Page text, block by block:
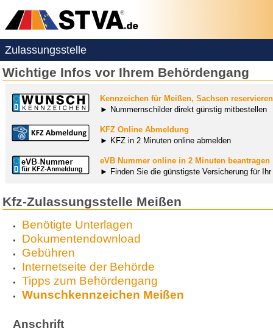
Zulassungsstelle
Wichtige Infos vor Ihrem Behördengang
Kennzeichen für Meißen, Sachsen reservieren
► Nummernschilder direkt günstig mitbestellen
KFZ Online Abmeldung
► KFZ in 2 Minuten online abmelden
eVB Nummer online in 2 Minuten beantragen
► Finden Sie die günstigste Versicherung für
Kfz-Zulassungsstelle Meißen
Benötigte Unterlagen
Dokumentendownload
Gebühren
Internetseite der Behörde
Tipps zum Behördengang
Wunschkennzeichen Meißen
Anschrift